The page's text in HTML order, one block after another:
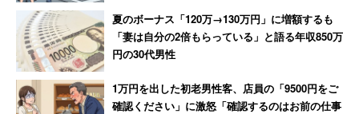
だと思う」と答えた人は45.2％だった。「よくないこと」
は22.1％、「どちらともいえない」が17.9％だった。この
設問についても20代、60代では「よいこと」の割合が大
きく、それぞれ55％、49％だった。40代では最も小さく
36％に留まった。
夏のボーナス「120万→130万円」に増額するも
「妻は自分の2倍もらっている」と語る年収850万
円の30代男性
1万円を出した初老男性客、店員の「9500円をご
確認ください」に激怒「確認するのはお前の仕事